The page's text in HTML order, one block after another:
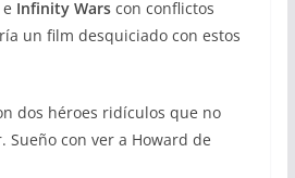
Infinity Warscon conflictos
un film desquiciado con estos
dos héroes ridículos que no
con ver a Howard de